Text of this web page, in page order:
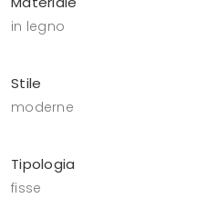
in legno
Stile
moderne
Tipologia
fisse